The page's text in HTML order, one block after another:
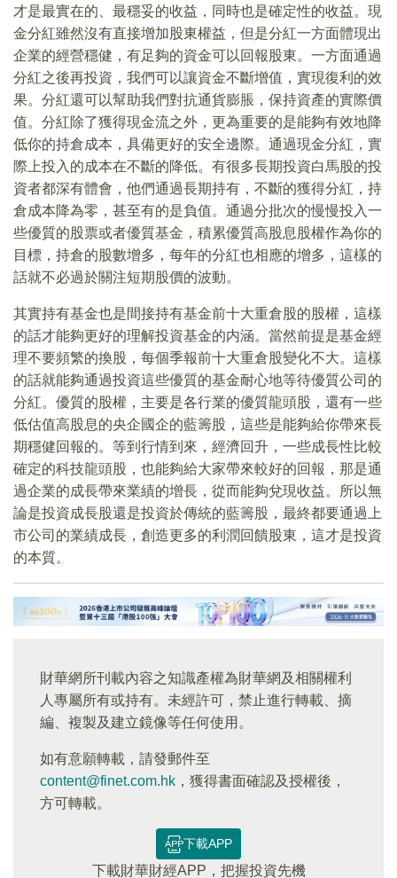
才是最實在的、最穩妥的收益，同時也是確定性的收益。現
金分紅雖然沒有直接增加股東權益，但是分紅一方面體現出
企業的經營穩健，有足夠的資金可以回報股東。一方面通過
分紅之後再投資，我們可以讓資金不斷增值，實現復利的效
果。分紅還可以幫助我們對抗通貨膨脹，保持資產的實際價
值。分紅除了獲得現金流之外，更為重要的是能夠有效地降
低你的持倉成本，具備更好的安全邊際。通過現金分紅，實
際上投入的成本在不斷的降低。有很多長期投資白馬股的投
資者都深有體會，他們通過長期持有，不斷的獲得分紅，持
倉成本降為零，甚至有的是負值。通過分批次的慢慢投入一
些優質的股票或者優質基金，積累優質高股息股權作為你的
目標，持倉的股數增多，每年的分紅也相應的增多，這樣的
話就不必過於關注短期股價的波動。
其實持有基金也是間接持有基金前十大重倉股的股權，這樣
的話才能夠更好的理解投資基金的内涵。當然前提是基金經
理不要頻繁的換股，每個季報前十大重倉股變化不大。這樣
的話就能夠通過投資這些優質的基金耐心地等待優質公司的
分紅。優質的股權，主要是各行業的優質龍頭股，還有一些
低估值高股息的央企國企的藍籌股，這些是能夠給你帶來長
期穩健回報的。等到行情到來，經濟回升，一些成長性比較
確定的科技龍頭股，也能夠給大家帶來較好的回報，那是通
過企業的成長帶來業績的增長，從而能夠兌現收益。所以無
論是投資成長股還是投資於傳統的藍籌股，最終都要通過上
市公司的業績成長，創造更多的利潤回饋股東，這才是投資
的本質。
財華網所刊載內容之知識產權為財華網及相關權利
人專屬所有或持有。未經許可，禁止進行轉載、摘
編、複製及建立鏡像等任何使用。
如有意願轉載，請發郵件至
content@finet.com.hk ，獲得書面確認及授權後，
方可轉載。
下載APP
下載財華財經APP，把握投資先機